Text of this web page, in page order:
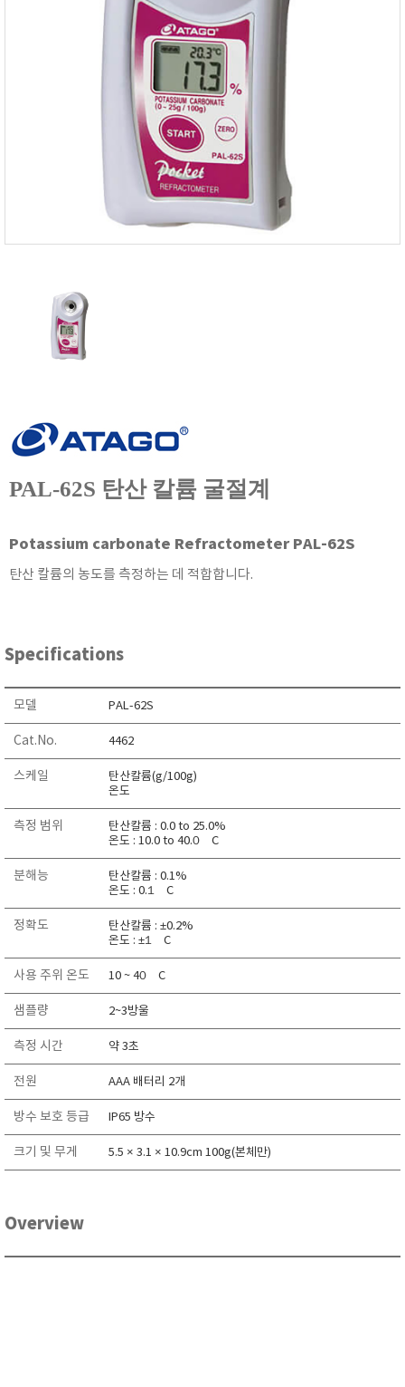
DOHTOYO
DRAGER (드레가)
e-Plus Innovation
Global Water(GWI)
GREISINGER
HEIDON
IMV
INFICON
INSMARK
JFE Advantech
KYORITSU
MEIJI TECHNO
Milwaukee Instruments
NEW COSMOS
OCEANUS
OKANO WORKS
PARTICLE PLUS
PEAK TECH
RION
RIXEN
Schaller (Humimeter)
Sensortechnikk Meinsberg
SENTEST
SENTRY
SHINYEI TECHNOLOGY
PAL-62S 탄산 칼륨 굴절계
Potassium carbonate Refractometer PAL-62S
탄산 칼륨의 농도를 측정하는 데 적합합니다.
Specifications
모델 PAL-62S
Cat.No. 4462
스케일
탄산칼륨(g/100g)
온도
측정 범위
탄산칼륨 : 0.0 to 25.0%
온도 : 10.0 to 40.0゚C
분해능
탄산칼륨 : 0.1%
온도 : 0.1゚C
정확도
탄산칼륨 : ±0.2%
온도 : ±1゚C
사용 주위 온도 10 ~ 40゚C
샘플량 2~3방울
측정 시간 약 3초
전원 AAA 배터리 2개
방수 보호 등급 IP65 방수
크기 및 무게 5.5 × 3.1 × 10.9cm 100g(본체만)
Overview